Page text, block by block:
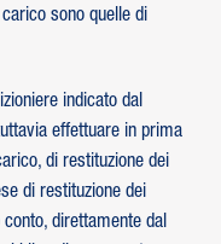
sono quelle di
indicato dal
effettuare in prima
di restituzione dei
di restituzione dei
direttamente dal